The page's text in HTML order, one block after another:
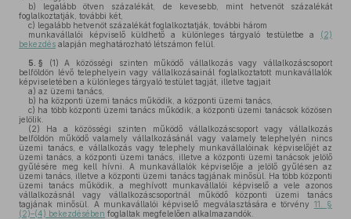
b) legalább ötven százalékát, de kevesebb, mint hetvenöt százalékát
foglalkoztatják, további két,
c) legalább hetvenöt százalékát foglalkoztatják, további három
munkavállalói képviselő küldhető a különleges tárgyaló testületbe a (2)
bekezdés alapján meghatározható létszámon felül.
5. § (1) A közösségi szinten működő vállalkozás vagy vállalkozáscsoport
belföldön lévő telephelyein vagy vállalkozásainál foglalkoztatott munkavállalók
képviseletében a különleges tárgyaló testület tagját, illetve tagjait
a) az üzemi tanács,
b) ha központi üzemi tanács működik, a központi üzemi tanács,
c) ha több központi üzemi tanács működik, a központi üzemi tanácsok közösen
jelölik.
(2) Ha a közösségi szinten működő vállalkozáscsoport vagy vállalkozás
belföldön működő valamely vállalkozásánál vagy valamely telephelyén nincs
üzemi tanács, e vállalkozás vagy telephely munkavállalóinak képviselőjét az
üzemi tanács, a központi üzemi tanács, illetve a központi üzemi tanácsok jelölő
gyűlésére meg kell hívni. A munkavállalók képviselője a jelölő gyűlésen az
üzemi tanács, illetve a központi üzemi tanács tagjának minősül. Ha több központi
üzemi tanács működik, a meghívott munkavállalói képviselő a vele azonos
vállalkozásnál vagy vállalkozáscsoportnál működő központi üzemi tanács
tagjának minősül. A munkavállalói képviselő megválasztására e törvény 11. §
(2)–(4) bekezdésében foglaltak megfelelően alkalmazandók.